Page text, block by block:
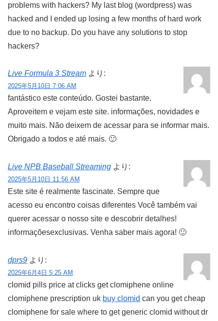
problems with hackers? My last blog (wordpress) was
hacked and I ended up losing a few months of hard work
due to no backup. Do you have any solutions to stop
hackers?
Live Formula 3 Stream より:
2025年5月10日 7:06 AM
fantástico este conteúdo. Gostei bastante.
Aproveitem e vejam este site. informações, novidades e
muito mais. Não deixem de acessar para se informar mais.
Obrigado a todos e até mais. 🙂
Live NPB Baseball Streaming より:
2025年5月10日 11:56 AM
Este site é realmente fascinate. Sempre que
acesso eu encontro coisas diferentes Você também vai
querer acessar o nosso site e descobrir detalhes!
informaçõesexclusivas. Venha saber mais agora! 🙂
dprs9 より:
2025年6月4日 5:25 AM
clomid pills price at clicks get clomiphene online
clomiphene prescription uk buy clomid can you get cheap
clomiphene for sale where to get generic clomid without dr